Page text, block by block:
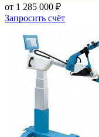
от 1 285 000 ₽
Запросить счёт